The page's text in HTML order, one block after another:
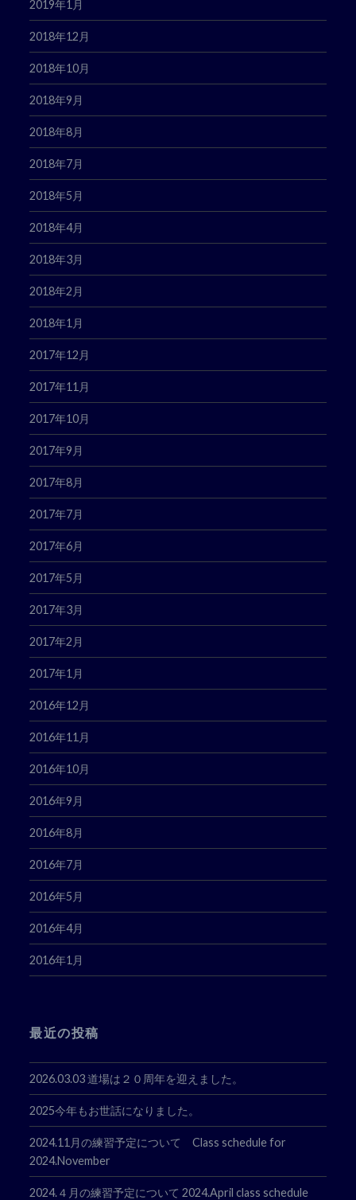
2019年1月
2018年12月
2018年10月
2018年9月
2018年8月
2018年7月
2018年5月
2018年4月
2018年3月
2018年2月
2018年1月
2017年12月
2017年11月
2017年10月
2017年9月
2017年8月
2017年7月
2017年6月
2017年5月
2017年3月
2017年2月
2017年1月
2016年12月
2016年11月
2016年10月
2016年9月
2016年8月
2016年7月
2016年5月
2016年4月
2016年1月
最近の投稿
2026.03.03 道場は２０周年を迎えました。
2025今年もお世話になりました。
2024.11月の練習予定について Class schedule for
2024.November
2024.４月の練習予定について 2024.April class schedule